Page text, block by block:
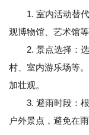
1. 室内活动替
观博物馆、艺术馆
2. 景点选择：选
村、室内游乐场等
加壮观。
3. 避雨时段：根
户外景点，避免在